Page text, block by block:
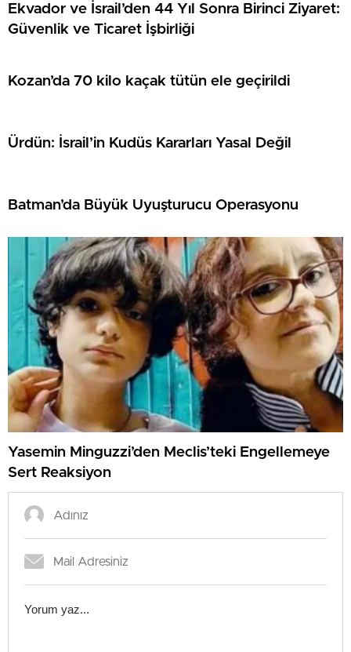
Ekvador ve İsrail’den 44 Yıl Sonra Birinci Ziyaret:
Güvenlik ve Ticaret İşbirliği
Kozan’da 70 kilo kaçak tütün ele geçirildi
Ürdün: İsrail’in Kudüs Kararları Yasal Değil
Batman’da Büyük Uyuşturucu Operasyonu
Yasemin Minguzzi’den Meclis’teki Engellemeye
Sert Reaksiyon